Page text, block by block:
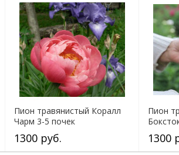
Пион травянистый Коралл
Чарм 3-5 почек
1300 руб.
Пион
1300